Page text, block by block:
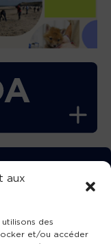
aux
des
et/ou accéder
!